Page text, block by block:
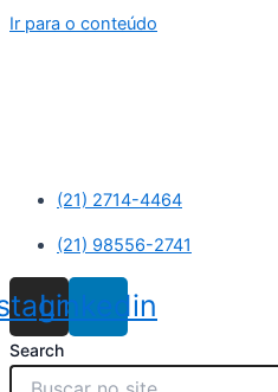
Ir para o conteúdo
(21) 2714-4464
(21) 98556-2741
Linkedin
Search